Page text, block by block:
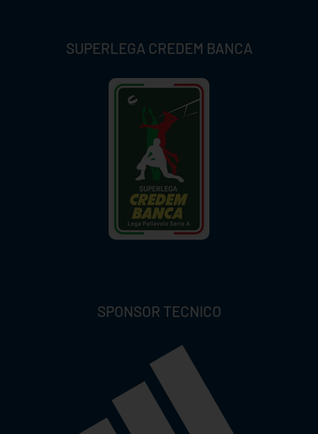
SUPERLEGA CREDEM BANCA
SPONSOR TECNICO